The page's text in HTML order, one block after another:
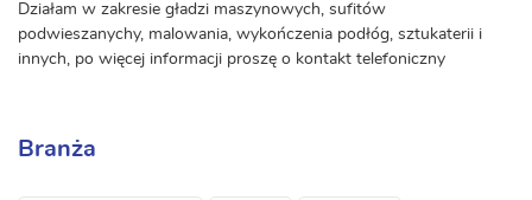
Działam w zakresie gładzi maszynowych, sufitów
podwieszanychy, malowania, wykończenia podłóg, sztukaterii i
innych, po więcej informacji proszę o kontakt telefoniczny
Branża